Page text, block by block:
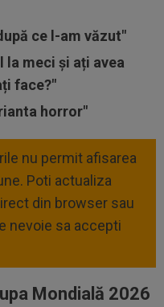
ce l-am văzut"
la meci și ați avea
face?"
horror"
nu permit afisarea
Poti actualiza
din browser sau
nevoie sa accepti
Mondială 2026